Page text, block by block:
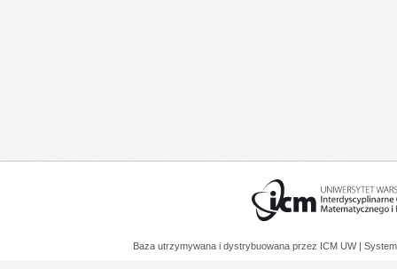
Baza utrzymywana i dystrybuowana przez ICM UW |